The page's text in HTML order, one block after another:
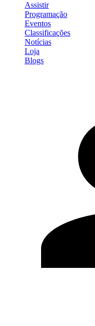
Assistir
Programação
Eventos
Classificações
Notícias
Loja
Blogs